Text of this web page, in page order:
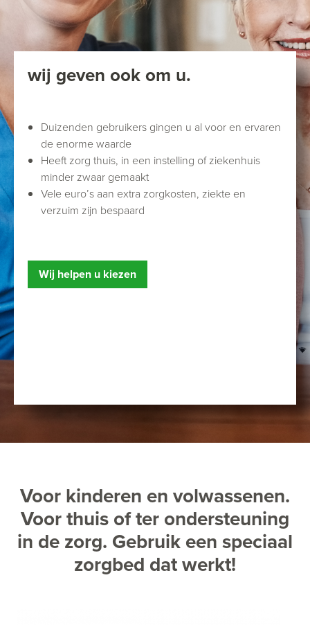
wij geven ook om u.
Duizenden gebruikers gingen u al voor en ervaren
de enorme waarde
Heeft zorg thuis, in een instelling of ziekenhuis
minder zwaar gemaakt
Vele euro’s aan extra zorgkosten, ziekte en
verzuim zijn bespaard
Wij helpen u kiezen
Voor kinderen en volwassenen.
Voor thuis of ter ondersteuning
in de zorg. Gebruik een speciaal
zorgbed dat werkt!